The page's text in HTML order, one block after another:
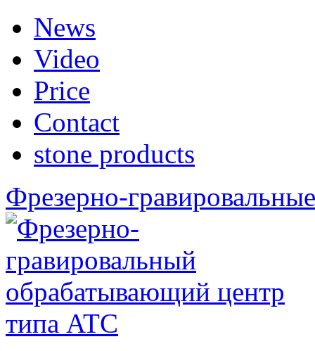
News
Video
Price
Contact
stone products
Фрезерно-